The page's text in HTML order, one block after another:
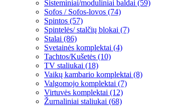
Sisteminiai/moduliniai baldai (59)
Sofos / Sofos-lovos (74)
Spintos (57)
Spintelės/ stalčių blokai (7)
Stalai (86)
Svetainės komplektai (4)
Tachtos/Kušetės (10)
TV staliukai (18)
Vaikų kambario komplektai (8)
Valgomojo komplektai (7)
Virtuvės komplektai (12)
Žurnaliniai staliukai (68)